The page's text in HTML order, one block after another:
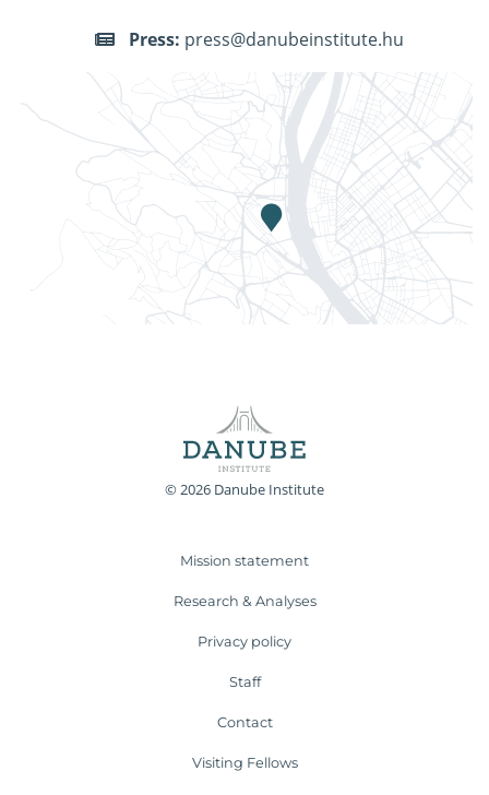
Press: press@danubeinstitute.hu
© 2026 Danube Institute
Mission statement
Research & Analyses
Privacy policy
Staff
Contact
Visiting Fellows